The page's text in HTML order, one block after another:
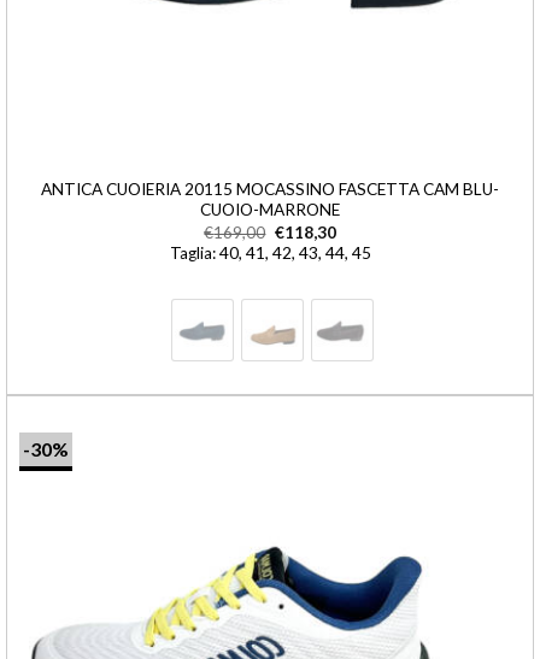
ANTICA CUOIERIA 20115 MOCASSINO FASCETTA CAM BLU-
CUOIO-MARRONE
€169,00 €118,30
Taglia: 40, 41, 42, 43, 44, 45
-30%